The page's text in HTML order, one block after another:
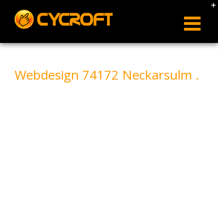
content
Webdesign 74172 Neckarsulm .